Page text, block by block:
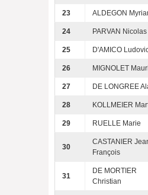
23 ALDEGON
24 PARVAN Nicolas
25 D'AMICO
26 MIGNOLET
27 DE LONGREE
28 KOLLMEIER
29 RUELLE Marie
30
CASTANIER
François
31
DE MORTIER
Christian